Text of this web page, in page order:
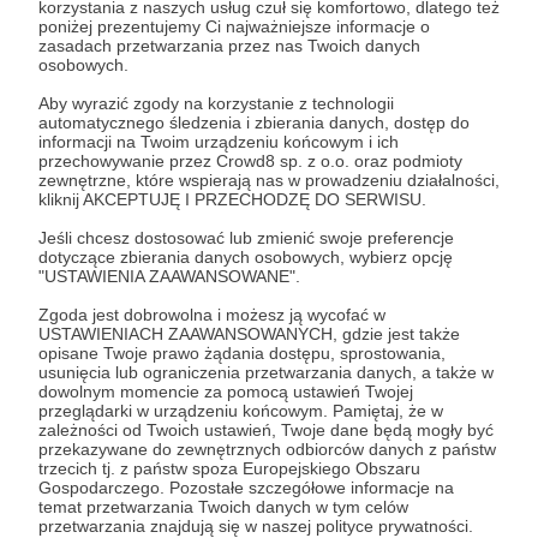
korzystania z naszych usług czuł się komfortowo, dlatego też
poniżej prezentujemy Ci najważniejsze informacje o
zasadach przetwarzania przez nas Twoich danych
osobowych.
Aby wyrazić zgody na korzystanie z technologii
automatycznego śledzenia i zbierania danych, dostęp do
informacji na Twoim urządzeniu końcowym i ich
przechowywanie przez Crowd8 sp. z o.o. oraz podmioty
zewnętrzne, które wspierają nas w prowadzeniu działalności,
kliknij AKCEPTUJĘ I PRZECHODZĘ DO SERWISU.
Jeśli chcesz dostosować lub zmienić swoje preferencje
dotyczące zbierania danych osobowych, wybierz opcję
"USTAWIENIA ZAAWANSOWANE".
Zgoda jest dobrowolna i możesz ją wycofać w
USTAWIENIACH ZAAWANSOWANYCH, gdzie jest także
opisane Twoje prawo żądania dostępu, sprostowania,
usunięcia lub ograniczenia przetwarzania danych, a także w
dowolnym momencie za pomocą ustawień Twojej
przeglądarki w urządzeniu końcowym. Pamiętaj, że w
zależności od Twoich ustawień, Twoje dane będą mogły być
przekazywane do zewnętrznych odbiorców danych z państw
trzecich tj. z państw spoza Europejskiego Obszaru
Gospodarczego. Pozostałe szczegółowe informacje na
temat przetwarzania Twoich danych w tym celów
przetwarzania znajdują się w naszej polityce prywatności.
Dzięki wsparciu patronówudało się w
wyjątkowo trudnych warunkach minionego roku
zrealizować szereg liberalno-skrętnych projektów.
W poniższym materiale video szczegółowiej
opisuje najważniejsze z nich:
- realizacja serii "Libertarian Solutions"
- bestsellerowy audiobook JB Petersona "12
Zasad"
- realizacja serii "Detras de la Nube"
- finisz prac i premiera dokumentu "Podnieś Rękę,
Naciśnij Przycisk"
- początek produkcji dokumentu o Carlu
Mengerze
Rozwiń opis
Cele
Mała Stabilizacja
3 000 zł
miesięcznie
2 755 zł
brakuje
8%
Jest bardzo dobrze, bak
zatankowany aż do połowy!
Mam środki na sprzęt oraz
potrzebne licencje. Polityka "więcej
za mniej” - robię wszystko, by jak
najszybciej osiągnąć punkt
niezależności – publikuję, rozwijam
się i szukam nowych sposobów na
Niezależność
6 000 zł
miesięcznie
Jeśli na liczniku
powyższą (lub
że mogę zająć się
uniwersum
oglądania się na
Poświęcając czas
"agentowej" mam
ryzykuję